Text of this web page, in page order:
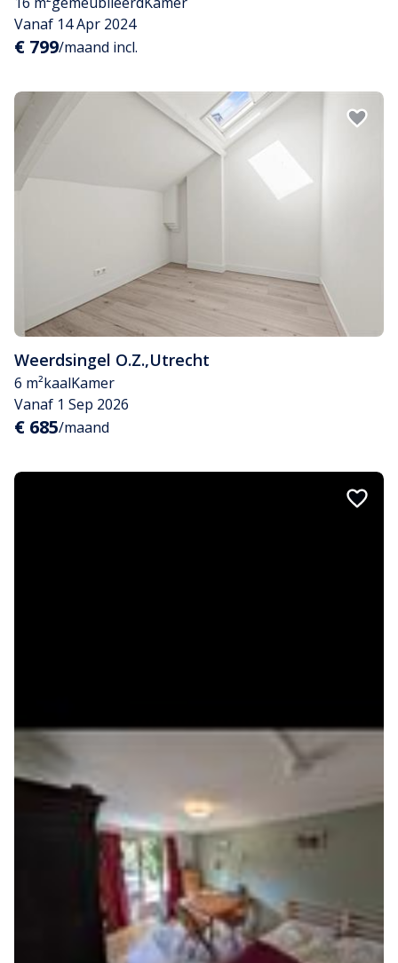
Vanaf 14 Apr 2024
€ 799/maand incl.
Weerdsingel O.Z.,Utrecht
6 m²kaalKamer
Vanaf 1 Sep 2026
€ 685/maand